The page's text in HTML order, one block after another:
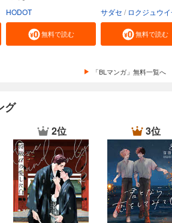
HODOT
無料で読む
サダセ ロクジュウ
無料で読む
「BLマンガ」無料一覧へ
グ
2位 3位